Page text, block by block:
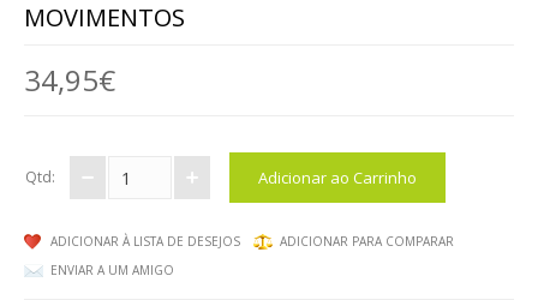
ARRUMAÇÃO, ORGANIZAÇÃO...
MOBILIÁRIO EM ESPUMA
EXPRESSÃO FÍSICA / ARTÍSTICA
EXPRESSÃO FÍSICA E MOTORA
MOVIMENTOS
34,95€
Qtd:
ADICIONAR À LISTA DE DESEJOS
ADICIONAR PARA COMPARAR
ENVIAR A UM AMIGO